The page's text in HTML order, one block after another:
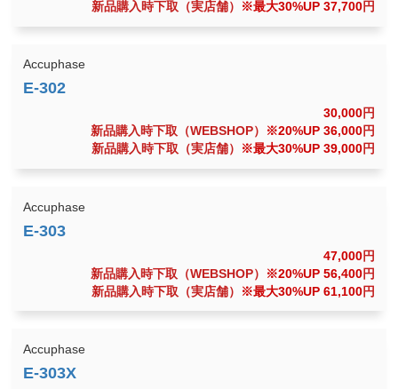
新品購入時下取（実店舗）
※最大30%UP 37,700円
Accuphase
30,000円
新品購入時下取（WEBSHOP）
※20%UP 36,000円
新品購入時下取（実店舗）
※最大30%UP 39,000円
Accuphase
47,000円
新品購入時下取（WEBSHOP）
※20%UP 56,400円
新品購入時下取（実店舗）
※最大30%UP 61,100円
Accuphase